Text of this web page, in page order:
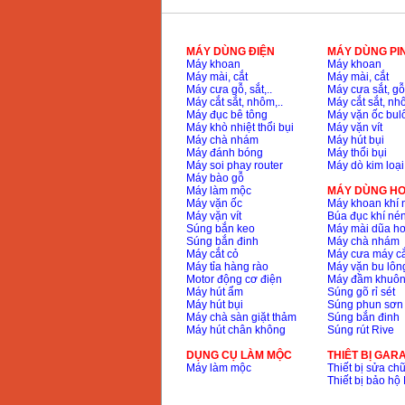
Dây cáp hàn Samwon
Máy hàn que điện tử
Jasic ZX7 200E
Giá:2800000
Máy hàn tig que Jasic
tig 200A (W223)
Giá:6800000
MÁY DÙNG ĐIỆN
Máy khoan
Máy mài, cắt
Máy cưa gỗ, sắt,..
Máy cắt sắt, nhôm,..
Máy đục bê tông
Máy khò nhiệt thổi bụi
Máy chà nhám
Máy đánh bóng
Máy soi phay router
Máy bào gỗ
Máy làm mộc
Máy vặn ốc
Máy vặn vít
Súng bắn keo
Súng bắn đinh
Máy cắt cỏ
Máy tỉa hàng rào
Motor động cơ điện
Máy hút ẩm
Máy hút bụi
Máy chà sàn giặt thảm
Máy hút chân không
DỤNG CỤ LÀM MỘC
Máy làm mộc
MÁY DÙNG PIN
Máy khoan
Máy mài, cắt
Máy cưa sắt,
Máy cắt sắt,
Máy vặn ốc
Máy vặn vít
Máy hút bụi
Máy thổi bụi
Máy dò kim loại
MÁY DÙNG
Máy khoan khí
Búa đục khí nén
Máy mài dũa
Máy chà nhám
Máy cưa máy
Máy vặn bu
Máy đầm
Súng gõ rỉ sét
Súng phun sơn
Súng bắn đinh
Súng rút Rive
THIÊT BỊ
Thiết bị sửa
Thiết bị bảo hộ